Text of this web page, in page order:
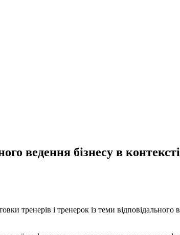
ведення бізнесу в контексті
тренерів і тренерок із теми відповідального